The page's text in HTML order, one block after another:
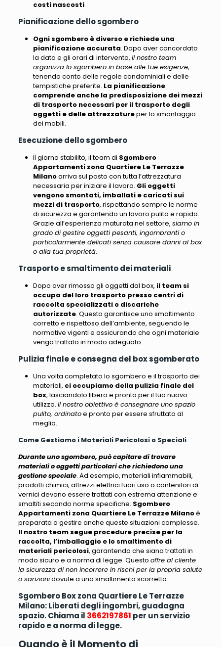
costi nascosti.
Pianificazione dello sgombero
Ogni sgombero è diverso e richiede una
pianificazione accurata. Dopo aver concordato
la data e gli orari di intervento, il nostro team
organizza lo sgombero in base alle tue esigenze,
tenendo conto delle regole condominiali e delle
tempistiche preferite. La pianificazione
comprende anche la predisposizione dei mezzi
di trasporto necessari per il trasporto degli
oggetti e delle attrezzatureper lo smontaggio
dei mobili.
Esecuzione dello sgombero
Il giorno stabilito, il team di Sgombero
Appartamenti zona Quartiere Le Terrazze
Milanoarriva sul posto con tutta l’attrezzatura
necessaria per iniziare il lavoro. Gli oggetti
vengono smontati, imballati e caricati sui
mezzi di trasporto, rispettando sempre le norme
di sicurezza e garantendo un lavoro pulito e rapido.
Grazie all’esperienza maturata nel settore, siamo in
grado di gestire oggetti pesanti, ingombranti o
particolarmente delicati senza causare danni al box
o alla tua proprietà.
Trasporto e smaltimento dei materiali
Dopo aver rimosso gli oggetti dal box, il team si
occupa del loro trasporto presso centri di
raccolta specializzati o discariche
autorizzate. Questo garantisce uno smaltimento
corretto e rispettoso dell’ambiente, seguendo le
normative vigenti e assicurando che ogni materiale
venga trattato in modo adeguato.
Pulizia finale e consegna del box sgomberato
Una volta completato lo sgombero e il trasporto dei
materiali, ci occupiamo della pulizia finale del
box, lasciandolo libero e pronto per il tuo nuovo
utilizzo. Il nostro obiettivo è consegnare uno spazio
pulito, ordinatoe pronto per essere sfruttato al
meglio.
Come Gestiamo i Materiali Pericolosi o Speciali
Durante uno sgombero, può capitare di trovare
materiali o oggetti particolari che richiedono una
gestione speciale. Ad esempio, materiali infiammabili,
prodotti chimici, attrezzi elettrici fuori uso o contenitori di
vernici devono essere trattati con estrema attenzione e
smaltiti secondo norme specifiche. Sgombero
Appartamenti zona Quartiere Le Terrazze Milanoè
preparata a gestire anche queste situazioni complesse.
Il nostro team segue procedure precise per la
raccolta, l’imballaggio e lo smaltimento di
materiali pericolosi, garantendo che siano trattati in
modo sicuro e a norma di legge. Questo offre al cliente
la sicurezza di non incorrere in rischi per la propria salute
o sanzionidovute a uno smaltimento scorretto.
Sgombero Box zona Quartiere Le Terrazze
Milano: Liberati degli ingombri, guadagna
spazio. Chiama il 3662197861 per un servizio
rapido e a norma di legge.
Quando è il Momento di